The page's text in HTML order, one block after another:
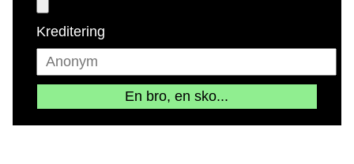
Kreditering